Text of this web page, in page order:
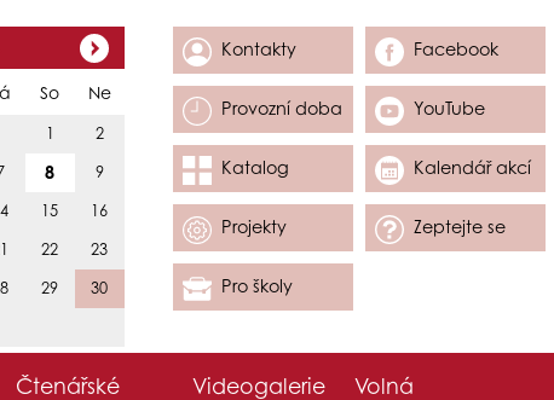
So Ne
1 2
8 9
15 16
22 23
29 30
Kontakty Facebook
Provozní doba YouTube
Katalog Kalendář akcí
Projekty Zeptejte se
Pro školy
Čtenářské
Videogalerie
Volná